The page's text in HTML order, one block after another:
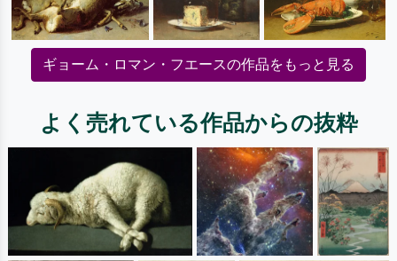
ギョーム・ロマン・フエースの作品をもっと見る
よく売れている作品からの抜粋